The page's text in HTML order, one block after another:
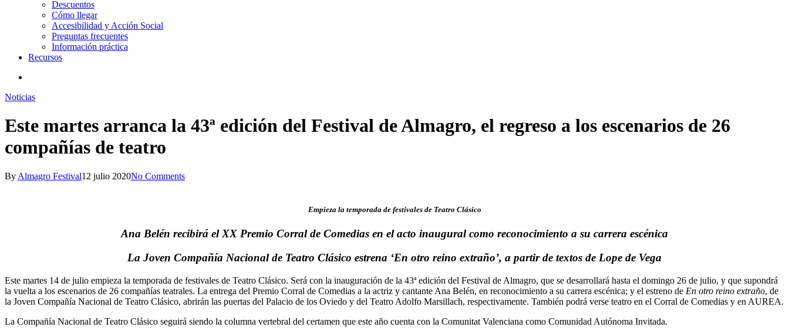
Descuentos
Cómo llegar
Accesibilidad y Acción Social
Preguntas frecuentes
Información práctica
Recursos
Noticias
Este martes arranca la 43ª edición del Festival de Almagro, el regreso a los escenarios de 26
compañías de teatro
By Almagro Festival12 julio 2020No Comments
Empieza la temporada de festivales de Teatro Clásico
Ana Belén recibirá el XX Premio Corral de Comedias en el acto inaugural como reconocimiento a su carrera escénica
La Joven Compañía Nacional de Teatro Clásico estrena ‘En otro reino extraño’, a partir de textos de Lope de Vega
Este martes 14 de julio empieza la temporada de festivales de Teatro Clásico. Será con la inauguración de la 43ª edición del Festival de Almagro, que se desarrollará hasta el domingo 26 de julio, y que supondrá
la vuelta a los escenarios de 26 compañías teatrales. La entrega del Premio Corral de Comedias a la actriz y cantante Ana Belén, en reconocimiento a su carrera escénica; y el estreno de En otro reino extraño, de
la Joven Compañía Nacional de Teatro Clásico, abrirán las puertas del Palacio de los Oviedo y del Teatro Adolfo Marsillach, respectivamente. También podrá verse teatro en el Corral de Comedias y en AUREA.
La Compañía Nacional de Teatro Clásico seguirá siendo la columna vertebral del certamen que este año cuenta con la Comunitat Valenciana como Comunidad Autónoma Invitada.